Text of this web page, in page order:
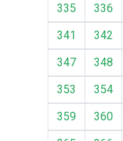
335
336
341
342
347
348
353
354
359
360